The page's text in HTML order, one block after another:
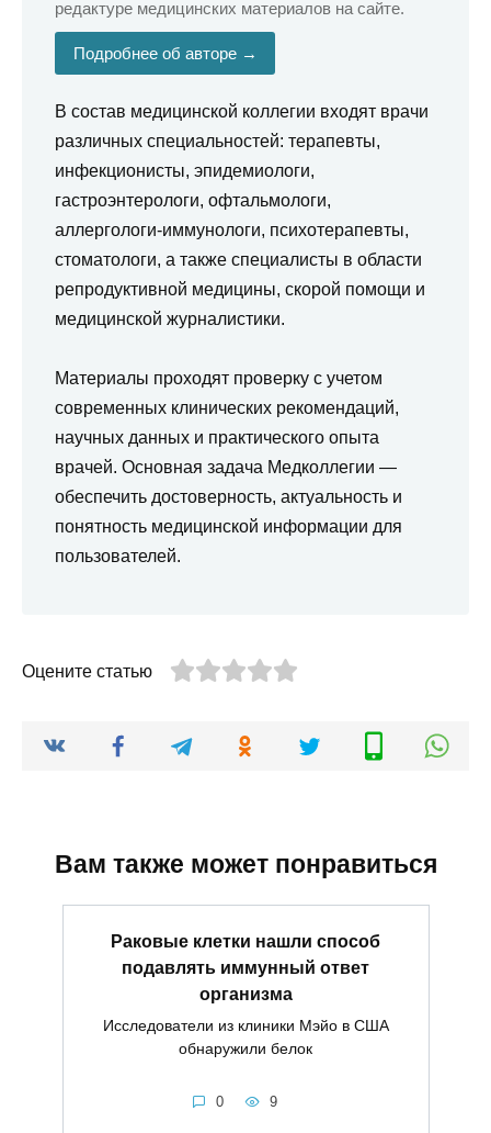
редактуре медицинских материалов на сайте.
Подробнее об авторе →
В состав медицинской коллегии входят врачи
различных специальностей: терапевты,
инфекционисты, эпидемиологи,
гастроэнтерологи, офтальмологи,
аллергологи-иммунологи, психотерапевты,
стоматологи, а также специалисты в области
репродуктивной медицины, скорой помощи и
медицинской журналистики.
Материалы проходят проверку с учетом
современных клинических рекомендаций,
научных данных и практического опыта
врачей. Основная задача Медколлегии —
обеспечить достоверность, актуальность и
понятность медицинской информации для
пользователей.
Оцените статью
Вам также может понравиться
Раковые клетки нашли способ
подавлять иммунный ответ
организма
Исследователи из клиники Мэйо в США
обнаружили белок
0 9